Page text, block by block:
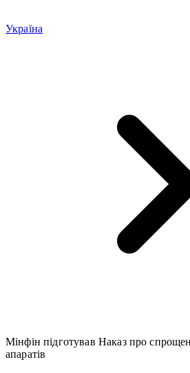
Україна
Мінфін підготував Наказ про
апаратів